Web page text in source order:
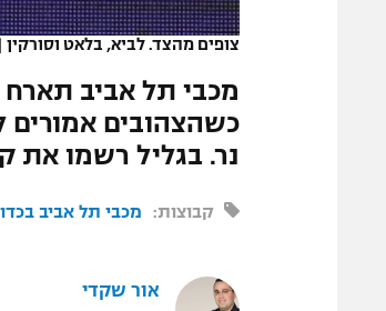
המגזין
צופים מהצד. לביא, בלאט וסורקין |
כשהצהובים
נר. בגליל רשמו את
קבוצות: מכבי תל אביב
אור שקדי